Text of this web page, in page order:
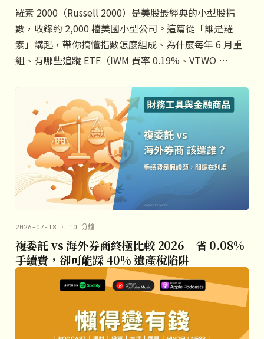
羅素 2000（Russell 2000）是美股最經典的小型股指
數，收錄約 2,000 檔美國小型公司。這篇從「誰是羅
素」講起，帶你搞懂指數怎麼組成、為什麼每年 6 月重
組、有哪些追蹤 ETF（IWM 費率 0.19%、VTWO …
2026-07-18 · 10 分鐘
複委託 vs 海外券商終極比較 2026｜省 0.08%
手續費，卻可能踩 40% 遺產稅陷阱